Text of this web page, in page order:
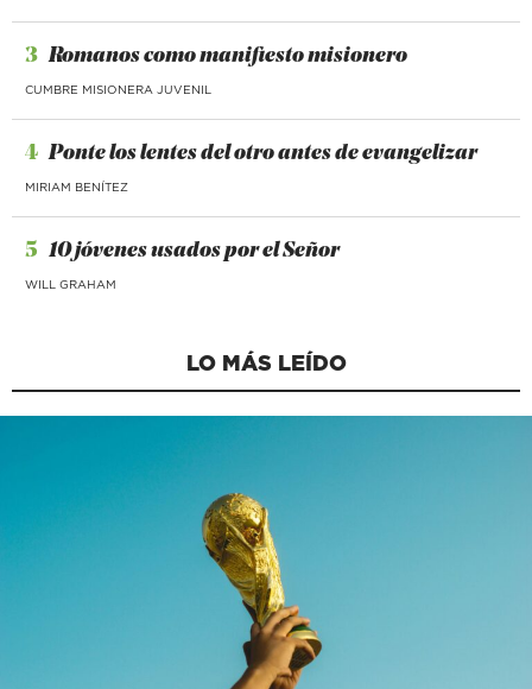
3 Romanos como manifiesto misionero
CUMBRE MISIONERA JUVENIL
4 Ponte los lentes del otro antes de evangelizar
MIRIAM BENÍTEZ
5 10 jóvenes usados por el Señor
WILL GRAHAM
LO MÁS LEÍDO